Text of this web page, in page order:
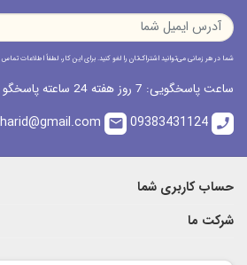
شما در هر زمانی می‌توانید اشتراک‌تان را لغو کنید. برای این کار، لطفاً اطلاعات
ساعت پاسخگویی: 7 روز هفته 24 ساعته پاسخگو شما هستیم
call
09383431124
email
حساب کاربری شما
شرکت ما